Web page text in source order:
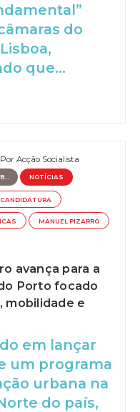
do
que...
PorAcção Socialista
NOTÍCIAS
MANUEL PIZARRO
avança para a
Porto focado
mobilidade e
em lançar
um programa
urbana na
do país,